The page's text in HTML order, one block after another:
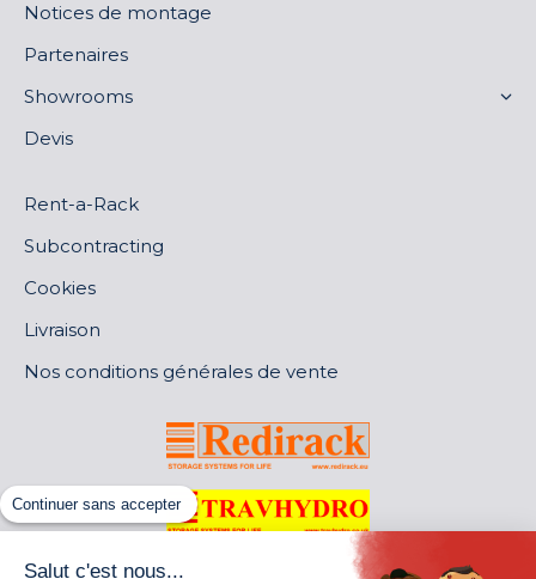
Notices de montage
Partenaires
Showrooms
Devis
Rent-a-Rack
Subcontracting
Cookies
Livraison
Nos conditions générales de vente
Continuer sans accepter
Salut c'est nous...